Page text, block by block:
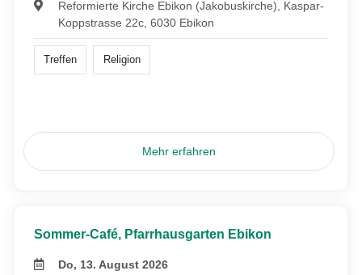
Reformierte Kirche Ebikon (Jakobuskirche), Kaspar-
Koppstrasse 22c, 6030 Ebikon
Treffen Religion
Mehr erfahren
Sommer-Café, Pfarrhausgarten Ebikon
Do, 13. August 2026